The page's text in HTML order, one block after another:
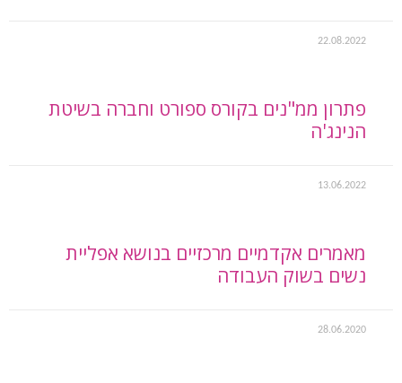
22.08.2022
פתרון ממ"נים בקורס ספורט וחברה בשיטת
הנינג'ה
13.06.2022
מאמרים אקדמיים מרכזיים בנושא אפליית
נשים בשוק העבודה
28.06.2020